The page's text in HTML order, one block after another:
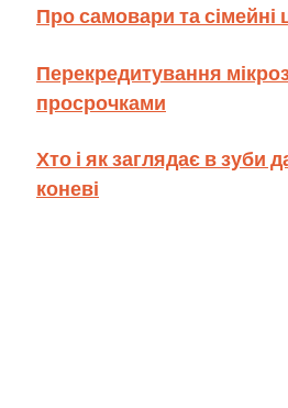
Про самовари та сімейні
Перекредитування
просрочками
Хто і як заглядає в зуби
коневі